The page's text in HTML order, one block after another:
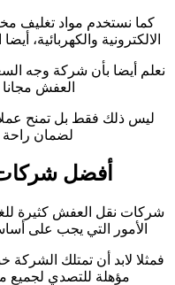
كما نستخدم مواد تغليف
الالكترونية والكهربائية،
نعلم أيضا بأن شركة وجه
العفش مجانا
ليس ذلك فقط بل تمنح
لضمان راحة
أفضل
شركات نقل العفش كثيرة
الأمور التي يجب على
فمثلا لابد أن تمتلك الشركة
مؤهلة للتصدي لجميع